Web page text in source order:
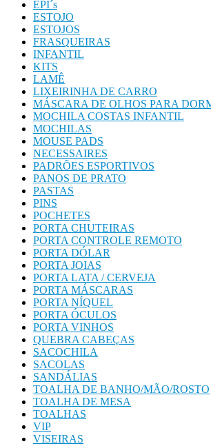
EPI´s
ESTOJO
ESTOJOS
FRASQUEIRAS
INFANTIL
KITS
LAMÊ
LIXEIRINHA DE CARRO
MÁSCARA DE OLHOS PARA
MOCHILA COSTAS INFANTIL
MOCHILAS
MOUSE PADS
NECESSAIRES
PADRÕES ESPORTIVOS
PANOS DE PRATO
PASTAS
PINS
POCHETES
PORTA CHUTEIRAS
PORTA CONTROLE REMOTO
PORTA DÓLAR
PORTA JOIAS
PORTA LATA / CERVEJA
PORTA MÁSCARAS
PORTA NÍQUEL
PORTA ÓCULOS
PORTA VINHOS
QUEBRA CABEÇAS
SACOCHILA
SACOLAS
SANDÁLIAS
TOALHA DE BANHO/MÃO/ROSTO
TOALHA DE MESA
TOALHAS
VIP
VISEIRAS